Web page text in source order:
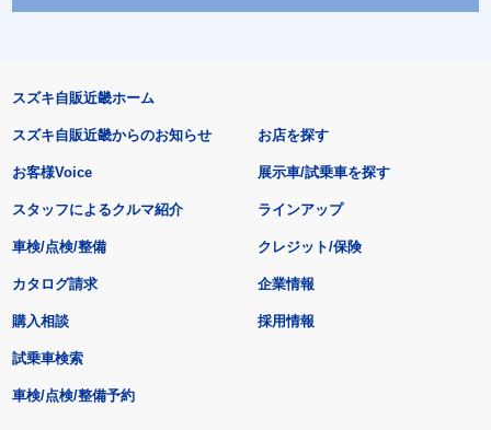
スズキ自販近畿ホーム
スズキ自販近畿からのお知らせ
お客様Voice
スタッフによるクルマ紹介
お店を探す
展示車/試乗車を探す
ラインアップ
車検/点検/整備 クレジット/保険
カタログ請求
購入相談
試乗車検索
車検/点検/整備予約
企業情報
採用情報